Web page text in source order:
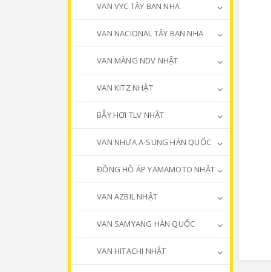
VAN VYC TÂY BAN NHA
VAN NACIONAL TÂY BAN NHA
VAN MÀNG NDV NHẬT
VAN KITZ NHẬT
BẪY HƠI TLV NHẬT
VAN NHỰA A-SUNG HÀN QUỐC
ĐỒNG HỒ ÁP YAMAMOTO NHẬT
VAN AZBIL NHẬT
VAN SAMYANG HÀN QUỐC
VAN HITACHI NHẬT